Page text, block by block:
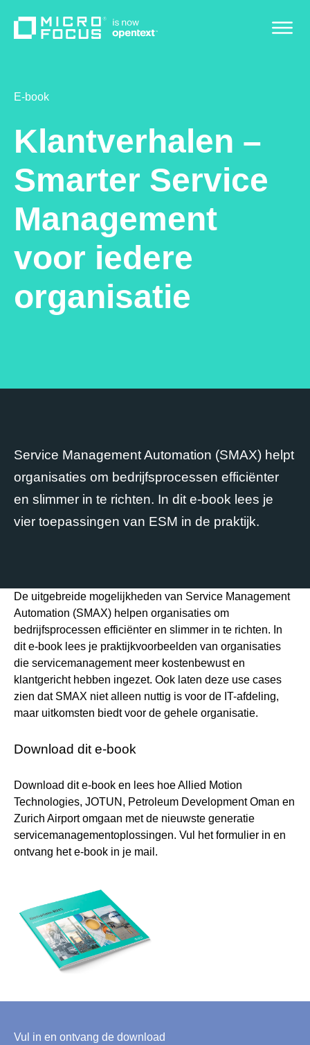
E-book
Klantverhalen –
Smarter Service
Management
voor iedere
organisatie
Service Management Automation (SMAX) helpt
organisaties om bedrijfsprocessen efficiënter
en slimmer in te richten. In dit e-book lees je
vier toepassingen van ESM in de praktijk.
De uitgebreide mogelijkheden van Service Management
Automation (SMAX) helpen organisaties om
bedrijfsprocessen efficiënter en slimmer in te richten. In
dit e-book lees je praktijkvoorbeelden van organisaties
die servicemanagement meer kostenbewust en
klantgericht hebben ingezet. Ook laten deze use cases
zien dat SMAX niet alleen nuttig is voor de IT-afdeling,
maar uitkomsten biedt voor de gehele organisatie.
Download dit e-book
Download dit e-book en lees hoe Allied Motion
Technologies, JOTUN, Petroleum Development Oman en
Zurich Airport omgaan met de nieuwste generatie
servicemanagementoplossingen. Vul het formulier in en
ontvang het e-book in je mail.
Vul in en ontvang de download